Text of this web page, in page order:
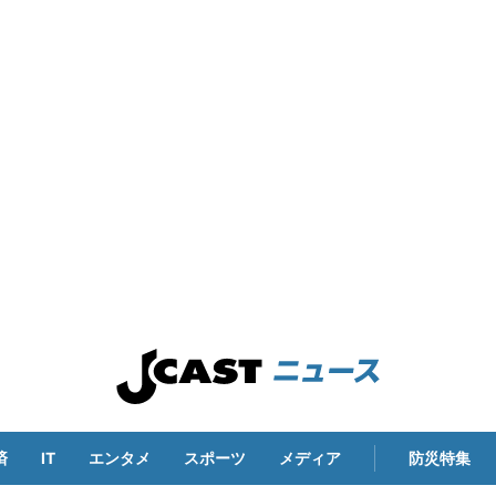
IT エンタメ スポーツ メディア 防災特集